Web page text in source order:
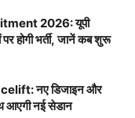
2026: यूपी
होगी भर्ती, जानें कब शुरू
नए डिजाइन और
आएगी नई सेडान